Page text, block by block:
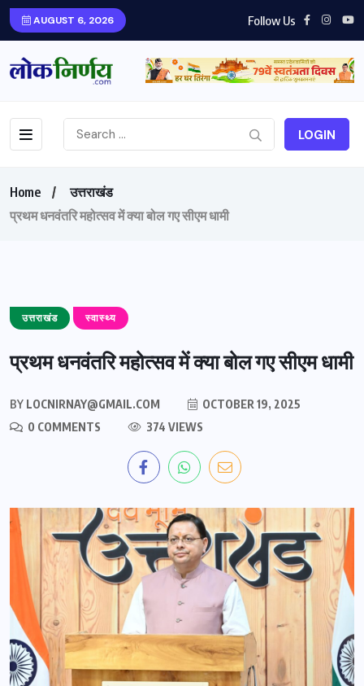
AUGUST 6, 2026 Follow Us
LOGIN
Home
उत्तराखंड
प्रथम धनवंतरि महोत्सव में क्या बोल गए सीएम धामी
उत्तराखंड स्वास्थ्य
प्रथम धनवंतरि महोत्सव में क्या बोल गए सीएम धामी
BY LOCNIRNAY@GMAIL.COM
OCTOBER 19, 2025
0 COMMENTS
374 VIEWS